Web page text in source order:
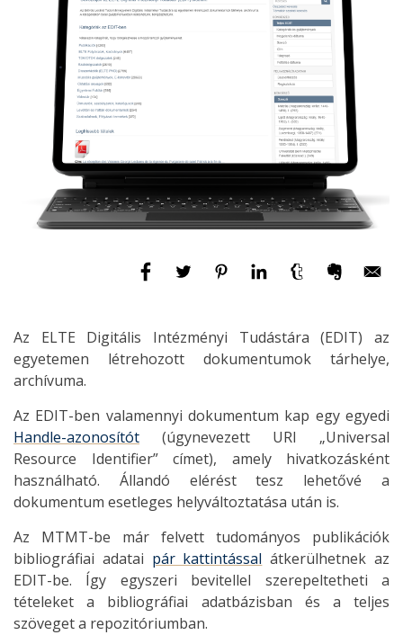
Az ELTE Digitális Intézményi Tudástára (EDIT) az
egyetemen létrehozott dokumentumok tárhelye,
archívuma.
Az EDIT-ben valamennyi dokumentum kap egy egyedi
Handle-azonosítót (úgynevezett URI „Universal
Resource Identifier” címet), amely hivatkozásként
használható. Állandó elérést tesz lehetővé a
dokumentum esetleges helyváltoztatása után is.
Az MTMT-be már felvett tudományos publikációk
bibliográfiai adatai pár kattintással átkerülhetnek az
EDIT-be. Így egyszeri bevitellel szerepeltetheti a
tételeket a bibliográfiai adatbázisban és a teljes
szöveget a repozitóriumban.